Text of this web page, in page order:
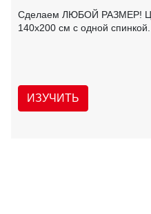
Сделаем ЛЮБОЙ РАЗМЕР!
140х200 см с одной спинкой.
ИЗУЧИТЬ